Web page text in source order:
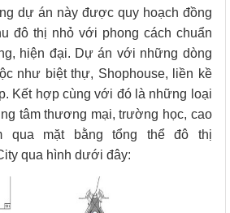
dự án này được quy hoạch đồng
đô thị nhỏ với phong cách chuẩn
hiện đại. Dự án với những dòng
như biệt thự, Shophouse, liền kề
Kết hợp cùng với đó là những loại
tâm thương mại, trường học, cao
qua mặt bằng tổng thể đô thị
qua hình dưới đây: